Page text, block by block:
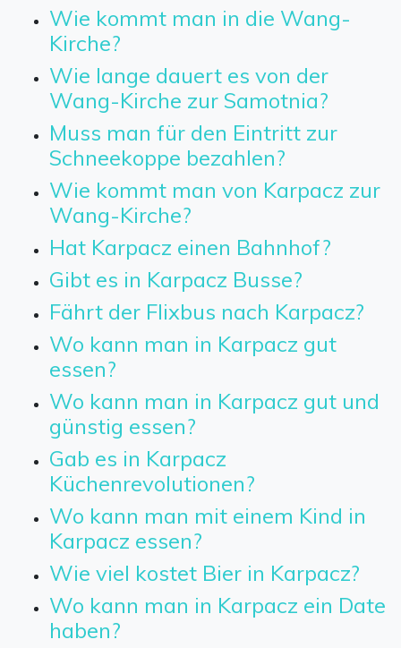
Wie kommt man in die Wang-
Kirche?
Wie lange dauert es von der
Wang-Kirche zur Samotnia?
Muss man für den Eintritt zur
Schneekoppe bezahlen?
Wie kommt man von Karpacz zur
Wang-Kirche?
Hat Karpacz einen Bahnhof?
Gibt es in Karpacz Busse?
Fährt der Flixbus nach Karpacz?
Wo kann man in Karpacz gut
essen?
Wo kann man in Karpacz gut und
günstig essen?
Gab es in Karpacz
Küchenrevolutionen?
Wo kann man mit einem Kind in
Karpacz essen?
Wie viel kostet Bier in Karpacz?
Wo kann man in Karpacz ein Date
haben?